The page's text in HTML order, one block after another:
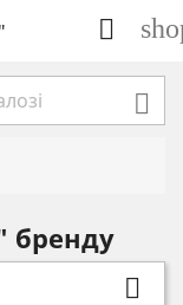


бренду
